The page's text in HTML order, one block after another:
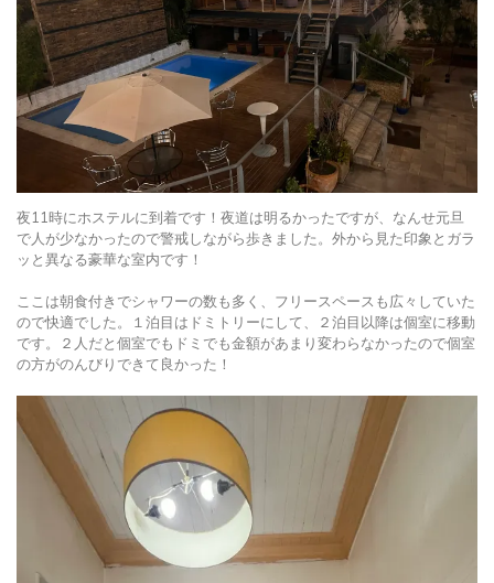
夜11時にホステルに到着です！夜道は明るかったですが、なんせ元旦
で人が少なかったので警戒しながら歩きました。外から見た印象とガラ
ッと異なる豪華な室内です！
ここは朝食付きでシャワーの数も多く、フリースペースも広々していた
ので快適でした。１泊目はドミトリーにして、２泊目以降は個室に移動
です。２人だと個室でもドミでも金額があまり変わらなかったので個室
の方がのんびりできて良かった！